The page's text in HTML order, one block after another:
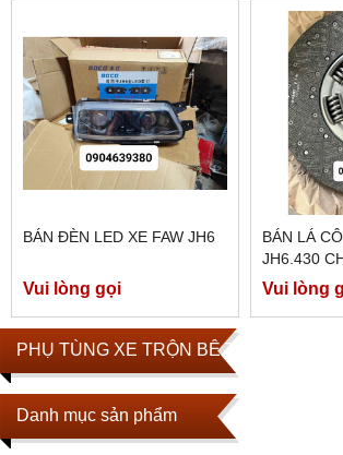
PHỤ TÙNG XE TRỘN BÊ TÔNG
Danh mục sản phẩm
BÁN ĐÈN LED XE FAW JH6
Vui lòng gọi
BÁN LÁ
JH6.430
Vui lòng